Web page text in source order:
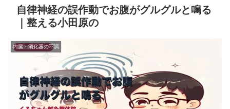
自律神経の誤作動でお腹がグルグルと鳴る
｜整える小田原の
内臓・消化器の不調